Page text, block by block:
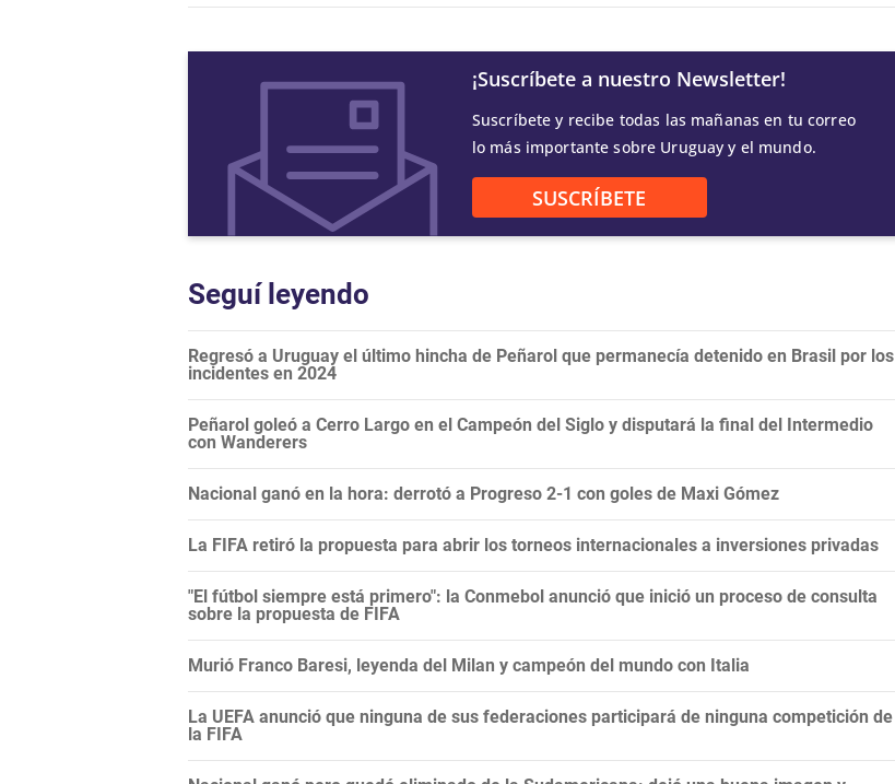
¡Suscríbete a nuestro Newsletter!
Suscríbete y recibe todas las mañanas en tu correo
lo más importante sobre Uruguay y el mundo.
SUSCRÍBETE
Seguí leyendo
Regresó a Uruguay el último hincha de Peñarol que permanecía detenido en Brasil por los
incidentes en 2024
Peñarol goleó a Cerro Largo en el Campeón del Siglo y disputará la final del Intermedio
con Wanderers
Nacional ganó en la hora: derrotó a Progreso 2-1 con goles de Maxi Gómez
La FIFA retiró la propuesta para abrir los torneos internacionales a inversiones privadas
"El fútbol siempre está primero": la Conmebol anunció que inició un proceso de consulta
sobre la propuesta de FIFA
Murió Franco Baresi, leyenda del Milan y campeón del mundo con Italia
La UEFA anunció que ninguna de sus federaciones participará de ninguna competición de
la FIFA